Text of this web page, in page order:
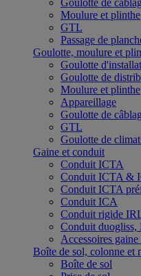
Goulotte de
Moulure et plinthe
GTL
Passage de
Goulotte, moulure et
Goulotte
Goulotte de
Moulure et plinthe
Appareillage
Goulotte de
GTL
Goulotte de
Gaine et conduit
Conduit ICTA
Conduit ICTA &
Conduit ICTA
Conduit ICA
Conduit rigide
Conduit
Accessoires
Boîte de sol, colonne et
Boîte de sol